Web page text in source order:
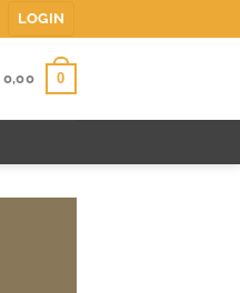
LOGIN
0,00 0